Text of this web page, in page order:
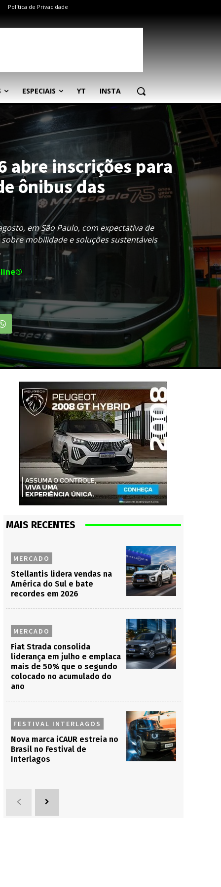
Política de Privacidade
ESPECIAIS YT INSTA
abre inscrições para
ônibus das
em São Paulo, com expectativa de
mobilidade e soluções sustentáveis
MAIS RECENTES
MERCADO
Stellantis lidera vendas na
América do Sul e bate
recordes em 2026
MERCADO
Fiat Strada consolida
liderança em julho e emplaca
mais de 50% que o segundo
colocado no acumulado do
ano
FESTIVAL INTERLAGOS
Nova marca iCAUR estreia no
Brasil no Festival de
Interlagos